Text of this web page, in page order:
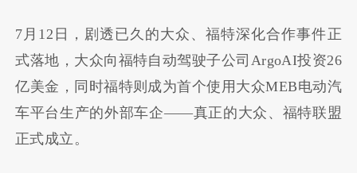
7 月 12 日，剧透已久的大众、福特深化合作事件正
式落地，大众向福特自动驾驶子公司 ArgoAI投资26
亿美金，同时福特则成为首个使用大众MEB电动汽
车平台生产的外部车企——真正的大众、福特联盟
正式成立。